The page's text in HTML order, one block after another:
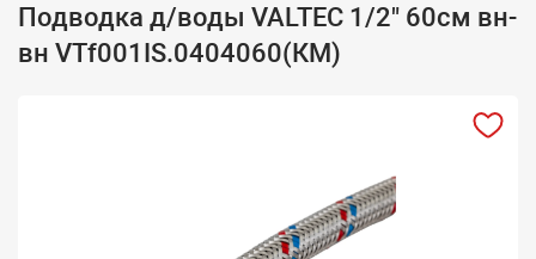
Подводка д/воды VALTEC 1/2" 60см вн-
вн VTf001IS.0404060(КМ)